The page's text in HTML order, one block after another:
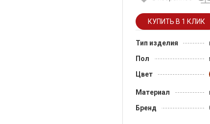
Тип изделия
Пол
Цвет
Материал
Бренд